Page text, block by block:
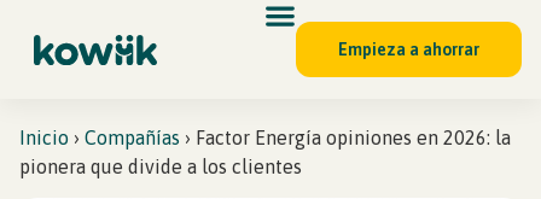
Empieza a ahorrar
Inicio › Compañías › Factor Energía opiniones en 2026: la
pionera que divide a los clientes